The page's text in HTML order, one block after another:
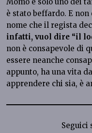
è stato beffardo. E
nome che il regista
infatti, vuol dire “il
non è consapevole di
essere neanche
appunto, ha una vita
apprendere chi sia, è
Seguici